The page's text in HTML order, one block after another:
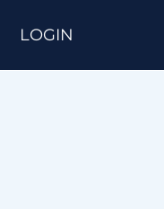
LOGIN